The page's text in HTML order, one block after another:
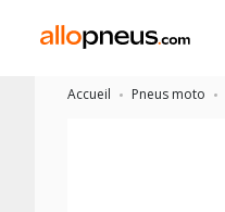
Accueil Pneus moto